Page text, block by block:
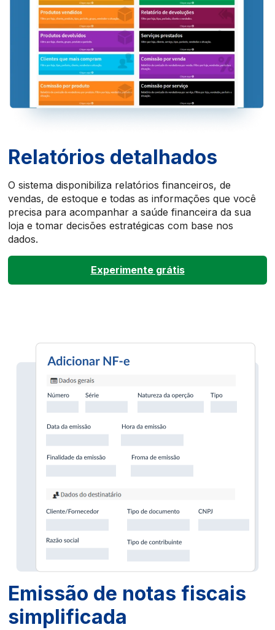
Relatórios detalhados
O sistema disponibiliza relatórios financeiros, de
vendas, de estoque e todas as informações que você
precisa para acompanhar a saúde financeira da sua
loja e tomar decisões estratégicas com base nos
dados.
Experimente grátis
Emissão de notas fiscais
simplificada